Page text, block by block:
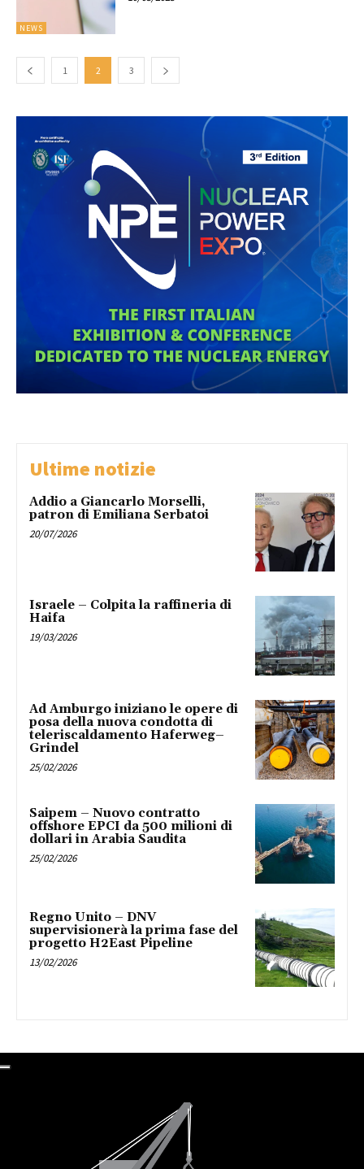
NEWS
1 2 3
Ultime notizie
Addio a Giancarlo Morselli,
patron di Emiliana Serbatoi
20/07/2026
Israele – Colpita la raffineria di
Haifa
19/03/2026
Ad Amburgo iniziano le opere di
posa della nuova condotta di
teleriscaldamento Haferweg–
Grindel
25/02/2026
Saipem – Nuovo contratto
offshore EPCI da 500 milioni di
dollari in Arabia Saudita
25/02/2026
Regno Unito – DNV
supervisionerà la prima fase del
progetto H2East Pipeline
13/02/2026